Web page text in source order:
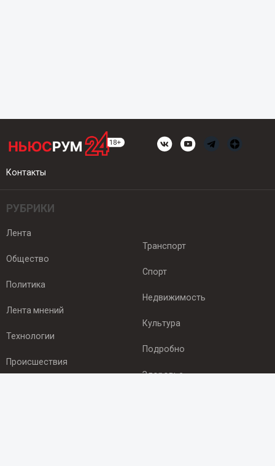
Контакты
РУБРИКИ
Лента
Общество
Политика
Лента мнений
Технологии
Происшествия
Транспорт
Спорт
Недвижимость
Культура
Подробно
Здоровье